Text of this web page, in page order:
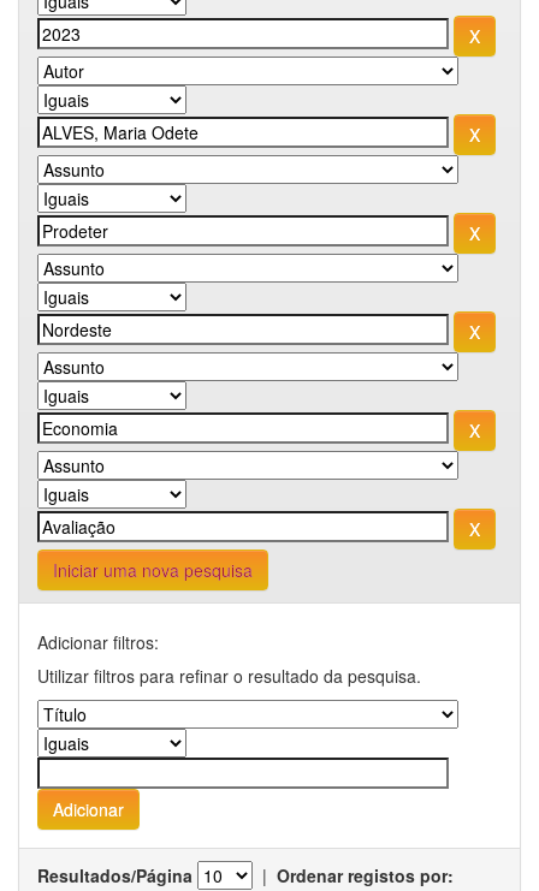
Iniciar uma nova pesquisa
Adicionar filtros:
Utilizar filtros para refinar o resultado da pesquisa.
Resultados/Página | Ordenar registos por: